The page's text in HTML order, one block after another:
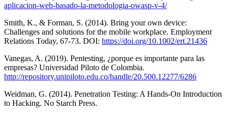
aplicacion-web-basado-la-metodologia-owasp-v-4/
Smith, K., & Forman, S. (2014). Bring your own device:
Challenges and solutions for the mobile workplace. Employment
Relations Today, 67-73. DOI: https://doi.org/10.1002/ert.21436
Vanegas, A. (2019). Pentesting, ¿porque es importante para las
empresas? Universidad Piloto de Colombia.
http://repository.unipiloto.edu.co/handle/20.500.12277/6286
Weidman, G. (2014). Penetration Testing: A Hands-On Introduction
to Hacking. No Starch Press.